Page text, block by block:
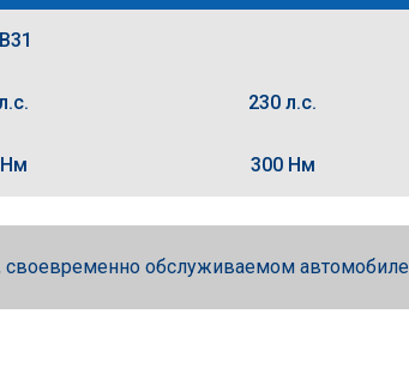
230 л.с.
300 Нм
своевременно обслуживаемом